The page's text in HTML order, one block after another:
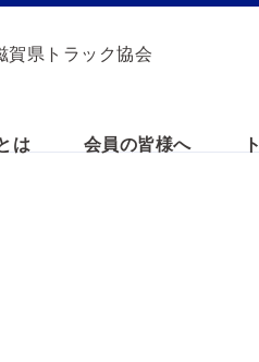
は 会員の皆様へ